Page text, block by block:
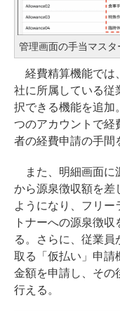
管理画面の手当マスタ
経費精算機能では
社に所属している従
択できる機能を追加
つのアカウントで経
者の経費申請の手間
また、明細画面に
から源泉徴収額を差
ようになり、フリー
トナーへの源泉徴
る。さらに、従業員
取る「仮払い」申請
金額を申請し、その
行える。